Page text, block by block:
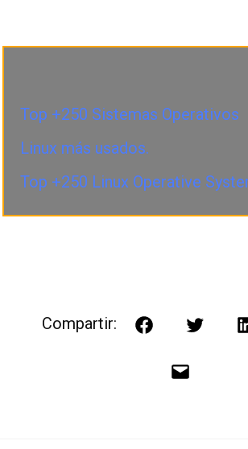
Top +250 Sistemas Operativos
Linux más usados.
Top +250 Linux Operative
Compartir: FacebookTwitter
Correo